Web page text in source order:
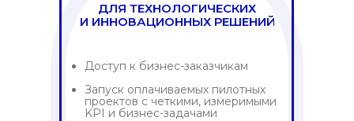
Доступ к бизнес-заказчикам
Запуск оплачиваемых пилотных
проектов с четкими, измеримыми
KPI и бизнес-задачами
ДЛЯ ТЕХНОЛОГИЧЕСКИХ
И ИННОВАЦИОННЫХ РЕШЕНИЙ